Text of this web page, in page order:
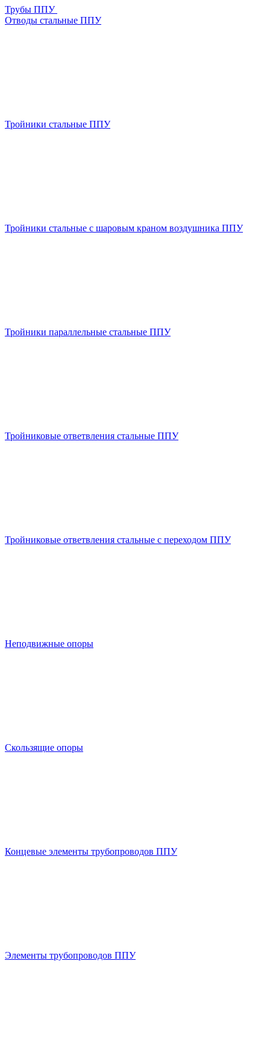
Трубы ППУ
Отводы стальные ППУ
Тройники стальные ППУ
Тройники стальные с шаровым краном воздушника ППУ
Тройники параллельные стальные ППУ
Тройниковые ответвления стальные ППУ
Тройниковые ответвления стальные с переходом ППУ
Неподвижные опоры
Скользящие опоры
Концевые элементы трубопроводов ППУ
Элементы трубопроводов ППУ